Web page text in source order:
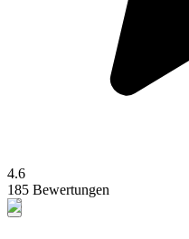
4.6
185 Bewertungen